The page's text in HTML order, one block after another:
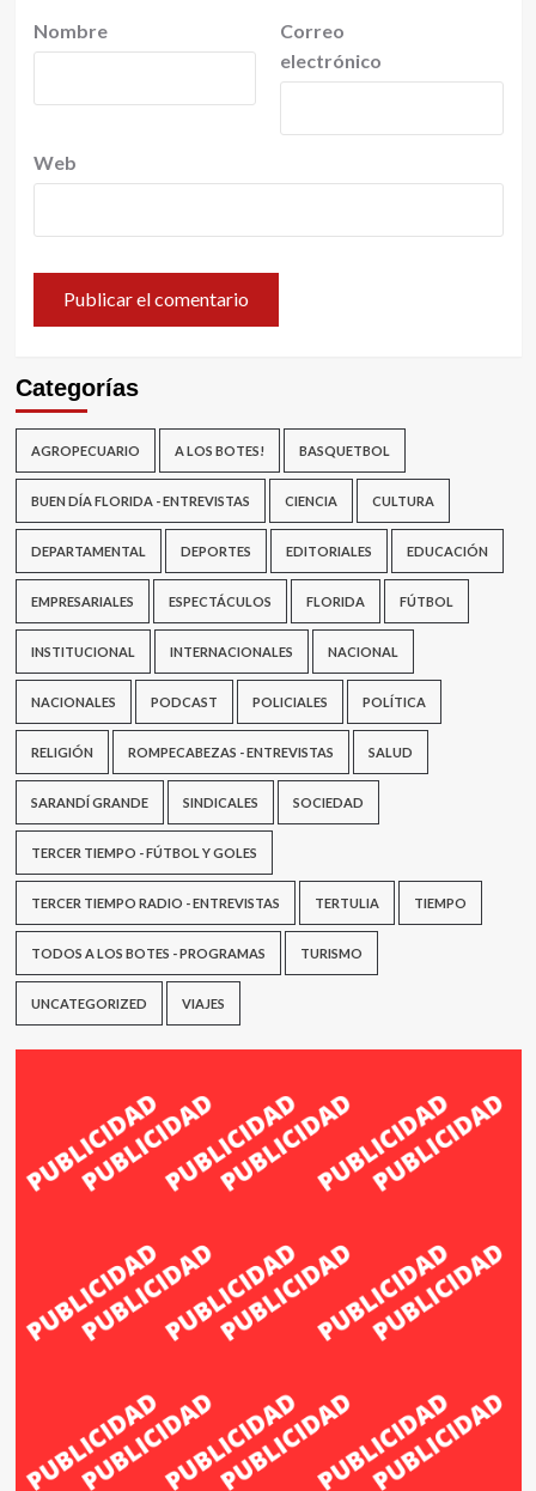
Nombre
Correo
electrónico
Web
Categorías
AGROPECUARIO A LOS BOTES! BASQUETBOL
BUEN DÍA FLORIDA - ENTREVISTAS CIENCIA CULTURA
DEPARTAMENTAL DEPORTES EDITORIALES EDUCACIÓN
EMPRESARIALES ESPECTÁCULOS FLORIDA FÚTBOL
INSTITUCIONAL INTERNACIONALES NACIONAL
NACIONALES PODCAST POLICIALES POLÍTICA
RELIGIÓN ROMPECABEZAS - ENTREVISTAS SALUD
SARANDÍ GRANDE SINDICALES SOCIEDAD
TERCER TIEMPO - FÚTBOL Y GOLES
TERCER TIEMPO RADIO - ENTREVISTAS TERTULIA TIEMPO
TODOS A LOS BOTES - PROGRAMAS TURISMO
UNCATEGORIZED VIAJES